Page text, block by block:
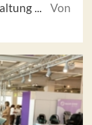
...
Von